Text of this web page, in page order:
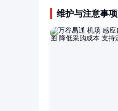
维护与注意事项